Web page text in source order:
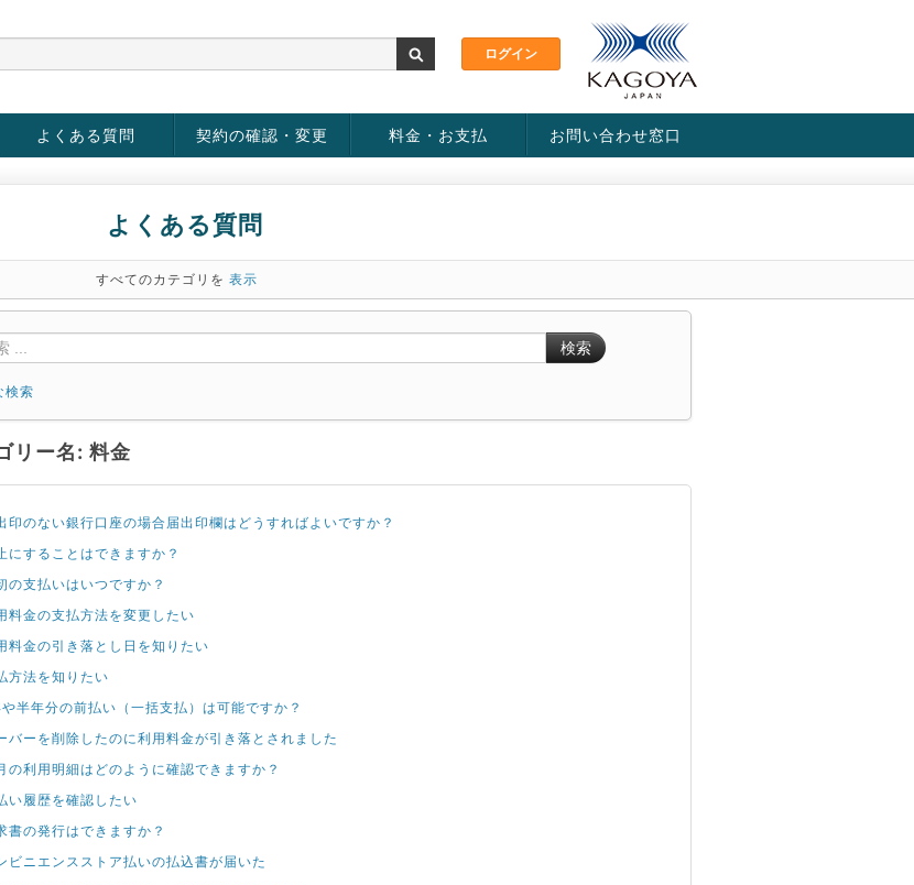
よくある質問 契約の確認・変更 料金・お支払 お問い合わせ窓口
よくある質問
すべてのカテゴリを 表示
検索
検索
リー名: 料金
印のない銀行口座の場合届出印欄はどうすればよいですか？
にすることはできますか？
の支払いはいつですか？
料金の支払方法を変更したい
料金の引き落とし日を知りたい
方法を知りたい
半年分の前払い（一括支払）は可能ですか？
バーを削除したのに利用料金が引き落とされました
の利用明細はどのように確認できますか？
い履歴を確認したい
書の発行はできますか？
ビニエンスストア払いの払込書が届いた